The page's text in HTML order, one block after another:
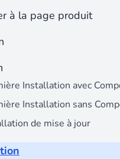
à la page produit
Installation avec
Installation sans
de mise à jour